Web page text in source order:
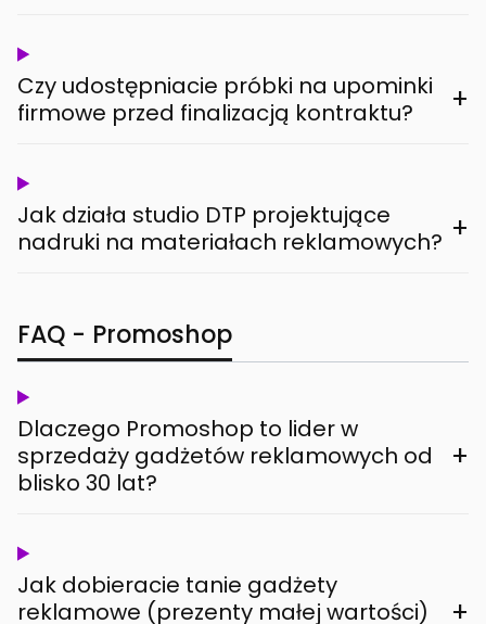
Czy udostępniacie próbki na upominki
firmowe przed finalizacją kontraktu?
+
Jak działa studio DTP projektujące
nadruki na materiałach reklamowych? +
FAQ - Promoshop
Dlaczego Promoshop to lider w
sprzedaży gadżetów reklamowych od
blisko 30 lat?
+
Jak dobieracie tanie gadżety
reklamowe (prezenty małej wartości)
+